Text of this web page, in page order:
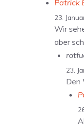
Patrick
23.
Wir
aber
23.
Den